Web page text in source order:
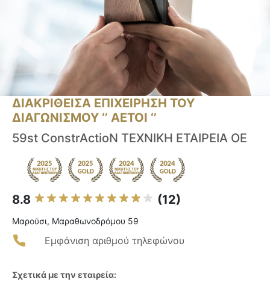
ΔΙΑΚΡΙΘΕΙΣΑ ΕΠΙΧΕΙΡΗΣΗ ΤΟΥ
ΔΙΑΓΩΝΙΣΜΟΥ ‘’ ΑΕΤΟΙ ‘’
59st ConstrActioN ΤΕΧΝΙΚΗ ΕΤΑΙΡΕΙΑ ΟΕ
8.8 (12)
Μαρούσι, Μαραθωνοδρόμου 59
Εμφάνιση αριθμού τηλεφώνου
Σχετικά με την εταιρεία: